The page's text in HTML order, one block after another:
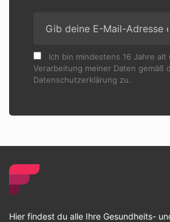
Ich bin mindestens 16 Jahre
Verarbeitung meiner Daten gemäß
Datenschutzerklärung zu.
Hier findest du alle Ihre Gesundheits-